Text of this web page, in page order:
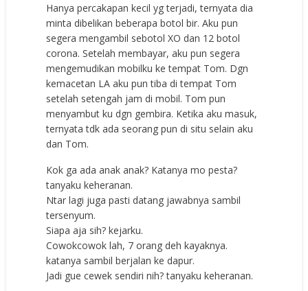
Hanya percakapan kecil yg terjadi, ternyata dia
minta dibelikan beberapa botol bir. Aku pun
segera mengambil sebotol XO dan 12 botol
corona. Setelah membayar, aku pun segera
mengemudikan mobilku ke tempat Tom. Dgn
kemacetan LA aku pun tiba di tempat Tom
setelah setengah jam di mobil. Tom pun
menyambut ku dgn gembira. Ketika aku masuk,
ternyata tdk ada seorang pun di situ selain aku
dan Tom.
Kok ga ada anak anak? Katanya mo pesta?
tanyaku keheranan.
Ntar lagi juga pasti datang jawabnya sambil
tersenyum.
Siapa aja sih? kejarku.
Cowokcowok lah, 7 orang deh kayaknya.
katanya sambil berjalan ke dapur.
Jadi gue cewek sendiri nih? tanyaku keheranan.